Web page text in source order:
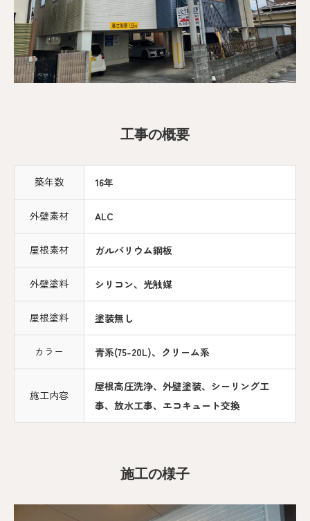
工事の概要
築年数 16年
外壁素材 ALC
屋根素材 ガルバリウム鋼板
外壁塗料 シリコン、光触媒
屋根塗料 塗装無し
カラー 青系(75-20L)、クリーム系
施工内容
屋根高圧洗浄、外壁塗装、シーリング工
事、放水工事、エコキュート交換
施工の様子